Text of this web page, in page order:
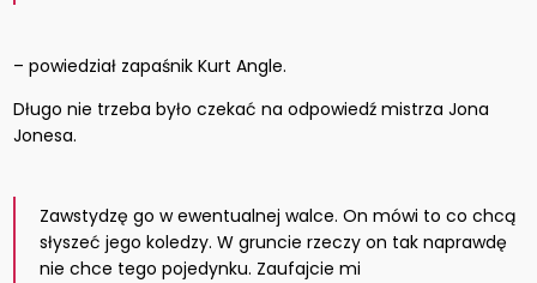
– powiedział zapaśnik Kurt Angle.
Długo nie trzeba było czekać na odpowiedź mistrza Jona
Jonesa.
Zawstydzę go w ewentualnej walce. On mówi to co chcą
słyszeć jego koledzy. W gruncie rzeczy on tak naprawdę
nie chce tego pojedynku. Zaufajcie mi